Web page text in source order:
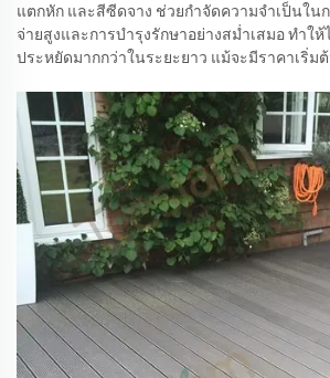
แตกหัก และสีซีดจาง ช่วยกำจัดความจำเป็นใ
จ่ายสูงและการบำรุงรักษาอย่างสม่ำเสมอ ทำให้
ประหยัดมากกว่าในระยะยาว แม้จะมีราคาเริ่ม